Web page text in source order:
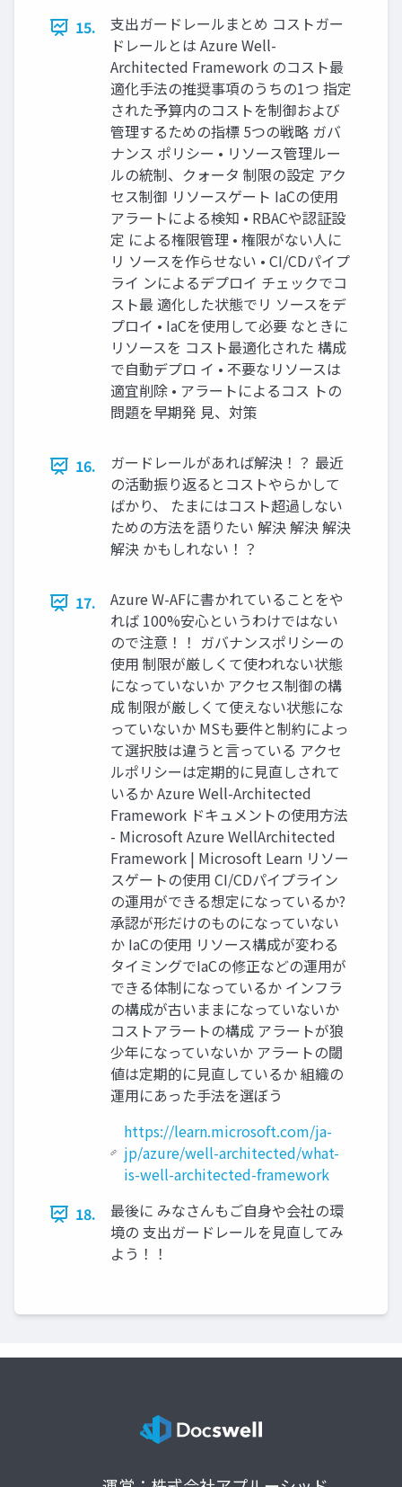
15.
支出ガードレールまとめ コストガー
ドレールとは Azure Well-
Architected Framework のコスト最
適化手法の推奨事項のうちの1つ 指定
された予算内のコストを制御および
管理するための指標 5つの戦略 ガバ
ナンス ポリシー • リソース管理ルー
ルの統制、クォータ 制限の設定 アク
セス制御 リソースゲート IaCの使用
アラートによる検知 • RBACや認証設
定 による権限管理 • 権限がない人に
リ ソースを作らせない • CI/CDパイプ
ライ ンによるデプロイ チェックでコ
スト最 適化した状態でリ ソースをデ
プロイ • IaCを使用して必要 なときに
リソースを コスト最適化された 構成
で自動デプロ イ • 不要なリソースは
適宜削除 • アラートによるコス トの
問題を早期発 見、対策
16.
ガードレールがあれば解決！？ 最近
の活動振り返るとコストやらかして
ばかり、 たまにはコスト超過しない
ための方法を語りたい 解決 解決 解決
解決 かもしれない！？
17.
Azure W-AFに書かれていることをや
れば 100%安心というわけではない
ので注意！！ ガバナンスポリシーの
使用 制限が厳しくて使われない状態
になっていないか アクセス制御の構
成 制限が厳しくて使えない状態にな
っていないか MSも要件と制約によっ
て選択肢は違うと言っている アクセ
ルポリシーは定期的に見直しされて
いるか Azure Well-Architected
Framework ドキュメントの使用方法
- Microsoft Azure WellArchitected
Framework | Microsoft Learn リソー
スゲートの使用 CI/CDパイプライン
の運用ができる想定になっているか?
承認が形だけのものになっていない
か IaCの使用 リソース構成が変わる
タイミングでIaCの修正などの運用が
できる体制になっているか インフラ
の構成が古いままになっていないか
コストアラートの構成 アラートが狼
少年になっていないか アラートの閾
値は定期的に見直しているか 組織の
運用にあった手法を選ぼう
https://learn.microsoft.com/ja-
jp/azure/well-architected/what-
is-well-architected-framework
18.
最後に みなさんもご自身や会社の環
境の 支出ガードレールを見直してみ
よう！！